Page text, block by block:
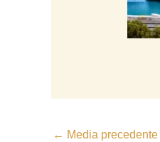
← Media precedente